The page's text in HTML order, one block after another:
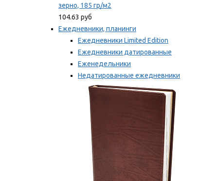
зерно, 185 гр/м2
104.63 руб
Ежедневники, планинги
Ежедневники Limited Edition
Ежедневники датированные
Еженедельники
Недатированные ежедневники
Планинги
Мы рекомендуем